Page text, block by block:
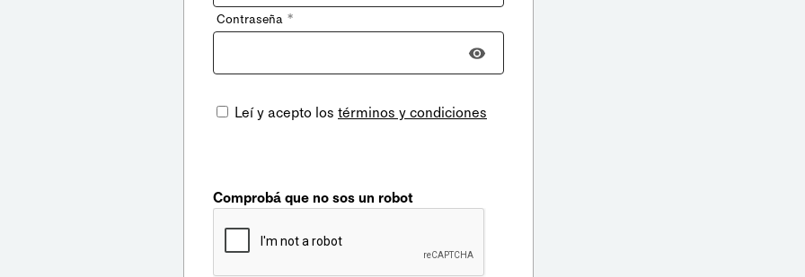
+598
Contraseña *
Leí y acepto los términos y condiciones
Comprobá que no sos un robot